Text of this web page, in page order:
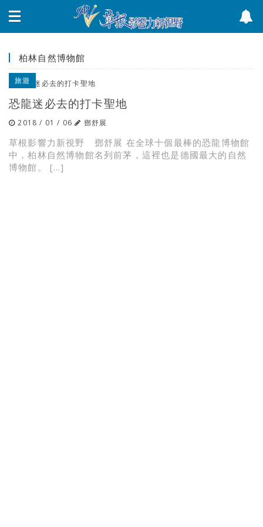
柏林自然博物館
旅遊
恐龍迷必去的打卡聖地
2018 / 01 / 06 鄧舒展
草根影響力新視野 鄧舒展 在全球十個最棒的恐龍博物館
中，柏林自然博物館名列前茅，這裡也是德國最大的自然
博物館。 […]